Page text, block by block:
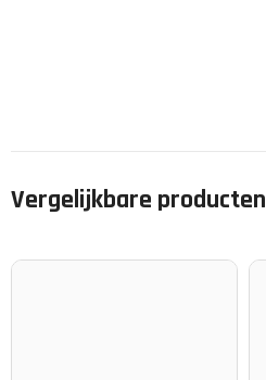
Vergelijkbare producten